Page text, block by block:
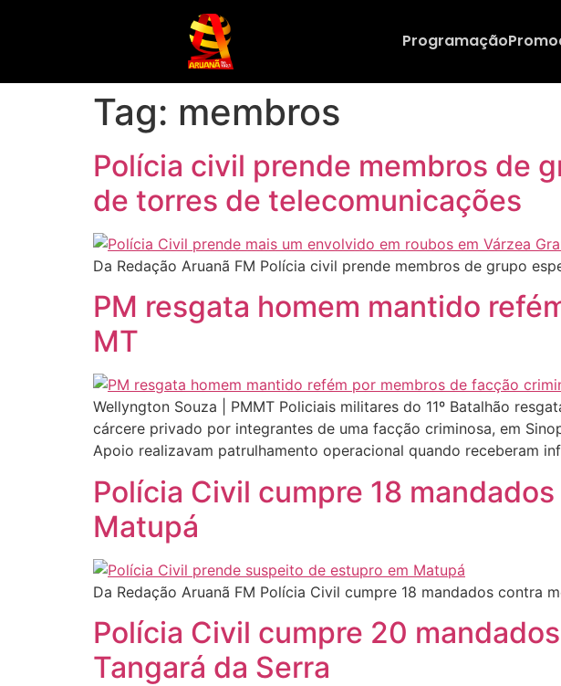
Programação
Tag: membros
Polícia civil prende membros de
de torres de telecomunicações
Da Redação Aruanã FM Polícia civil prende membros de grupo
PM resgata homem mantido
MT
Wellyngton Souza | PMMT Policiais militares do 11º Batalhão
cárcere privado por integrantes de uma facção criminosa, em
Apoio realizavam patrulhamento operacional quando receberam
Polícia Civil cumpre 18
Matupá
Da Redação Aruanã FM Polícia Civil cumpre 18 mandados contra
Polícia Civil cumpre 20
Tangará da Serra